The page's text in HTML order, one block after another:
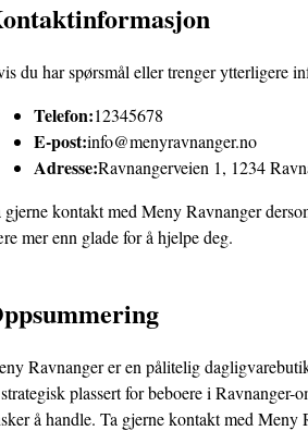
du har spørsmål eller trenger ytterligere
Telefon:12345678
E-post:info@menyravnanger.no
Adresse:Ravnangerveien 1, 1234
gjerne kontakt med Meny Ravnanger
mer enn glade for å hjelpe deg.
Ravnanger er en pålitelig
plassert for beboere i
å handle. Ta gjerne kontakt med